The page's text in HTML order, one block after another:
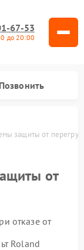
67-53
до 20:00
Позвонить
защиты от
от
отказе от
Roland